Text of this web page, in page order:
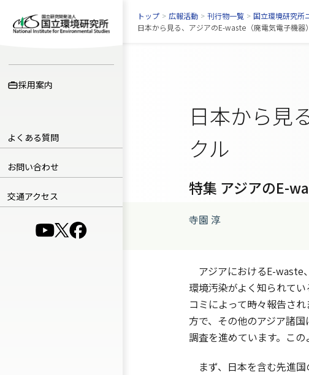
採用案内
よくある質問
お問い合わせ
交通アクセス
（別ウインドウで開きます）
（別ウインドウで開きます）
（別ウインドウで開きます）
トップ > 広報活動 > 刊行物一覧 > 国立環境研究所
日本から見る、アジアのE-waste（廃電気電子機器
日本から見
クル
特集 アジアのE-
寺園 淳
アジアにおけるE-waste
環境汚染がよく知られて
コミによって時々報告さ
方で、その他のアジア諸
調査を進めています。こ
まず、日本を含む先進